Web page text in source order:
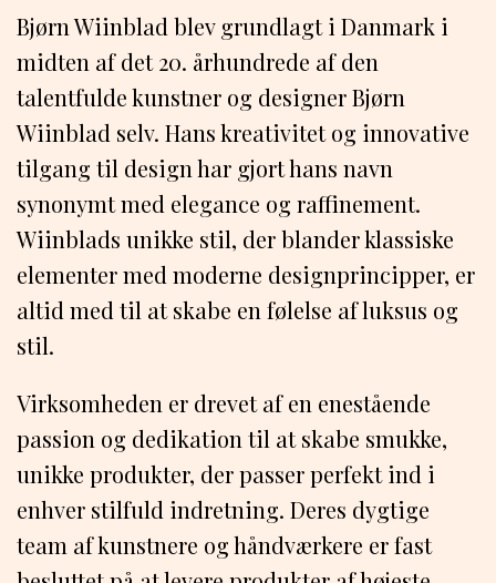
Bjørn Wiinblad blev grundlagt i Danmark i
midten af det 20. århundrede af den
talentfulde kunstner og designer Bjørn
Wiinblad selv. Hans kreativitet og innovative
tilgang til design har gjort hans navn
synonymt med elegance og raffinement.
Wiinblads unikke stil, der blander klassiske
elementer med moderne designprincipper, er
altid med til at skabe en følelse af luksus og
stil.
Virksomheden er drevet af en enestående
passion og dedikation til at skabe smukke,
unikke produkter, der passer perfekt ind i
enhver stilfuld indretning. Deres dygtige
team af kunstnere og håndværkere er fast